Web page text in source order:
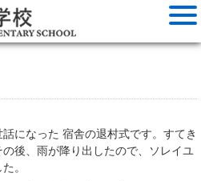
になった 宿舎の退村式です。すてき
後、雨が降り出したので、ソレイユ
。